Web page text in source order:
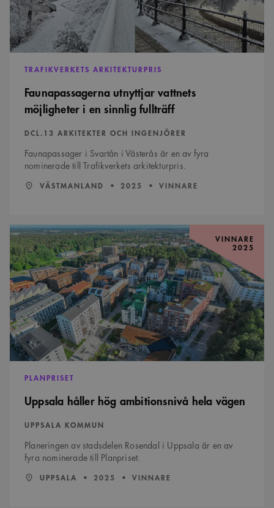
TRAFIKVERKETS ARKITEKTURPRIS
Faunapassagerna utnyttjar vattnets
möjligheter i en sinnlig fullträff
DCL.13 ARKITEKTER OCH INGENJÖRER
Faunapassager i Svartån i Västerås är en av fyra
nominerade till Trafikverkets arkitekturpris.
LÄN::
VÄSTMANLAND ÅR:
2025 VINNARE
Uppsala
håller
hög
ambitionsnivå
hela
vägen
VINNARE
2025
PLANPRISET
Uppsala håller hög ambitionsnivå hela vägen
UPPSALA KOMMUN
Planeringen av stadsdelen Rosendal i Uppsala är en av
fyra nominerade till Planpriset.
LÄN::
UPPSALA ÅR:
2025 VINNARE